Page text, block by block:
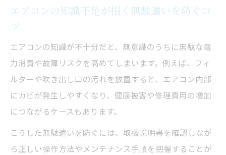
エアコンの知識不足が招く無駄遣いを防ぐコ
ツ
エアコンの知識が不十分だと、無意識のうちに無駄な電
力消費や故障リスクを高めてしまいます。例えば、フィ
ルターや吹き出し口の汚れを放置すると、エアコン内部
にカビが発生しやすくなり、健康被害や修理費用の増加
につながるケースもあります。
こうした無駄遣いを防ぐには、取扱説明書を確認しなが
ら正しい操作方法やメンテナンス手順を把握することが